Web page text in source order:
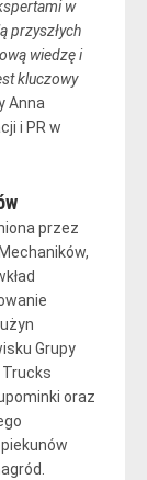
w
przyszłych
wiedzę i
kluczowy
Anna
i PR w
przez
Grupy
Trucks
oraz